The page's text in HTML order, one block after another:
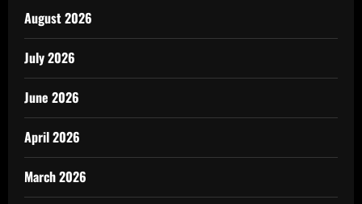
August 2026
July 2026
June 2026
April 2026
March 2026